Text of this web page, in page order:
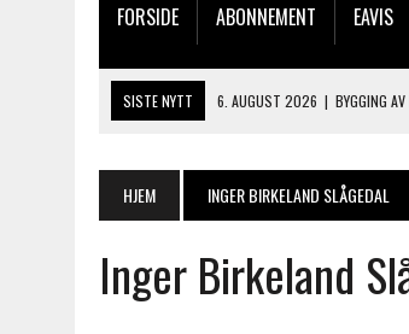
FORSIDE ABONNEMENT EAVIS
SISTE NYTT 6. AUGUST 2026 | BYGGING
MUSIKANTER FRA
3. AUGUST 2026 | JAKOB FRIIS TRIO ÅPNET
6. AUGUST 2026
SOMMERÅPENT MED NY
HJEM INGER BIRKELAND SLÅGEDAL
Inger Birkeland